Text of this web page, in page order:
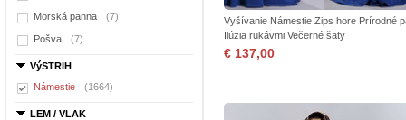
Morská panna (7)
Pošva (7)
VýSTRIH
Námestie
(1664)
LEM / VLAK
Vyšívanie Námestie Zips hore Prírodné
Ilúzia rukávmi Večerné šaty
€ 137,00